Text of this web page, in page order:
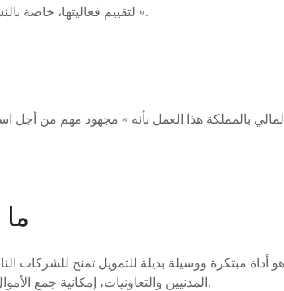
لتقييم فعاليتها، خاصة بالنسبة للشركات الناشئة والمقاولات الصغرى ».
بالمملكة هذا العمل بأنه « مجهود مهم من أجل
هو أداة مبتكرة ووسيلة بديلة للتمويل تمنح للشركات
المدنيين والتعاونيات، إمكانية جمع الأموال عبر منصة عبر الإنترنت لتمويل المشاريع.